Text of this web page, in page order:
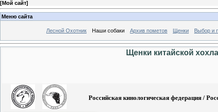
[Мой сайт]
Меню сайта
Лесной Охотник Наши собаки Архив пометов Щенки Выбор и
Щенки китайской
Российская кинологическая федерация /